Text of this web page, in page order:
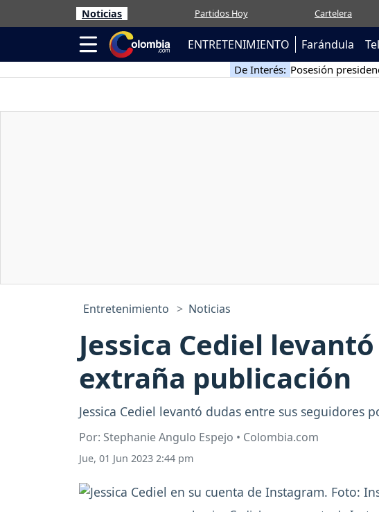
Noticias Partidos Hoy Cartelera
ENTRETENIMIENTO Farándula
De Interés: Posesión
Entretenimiento Noticias
Jessica Cediel
extraña publicación
Jessica Cediel levantó dudas entre sus seguidores
Por: Stephanie Angulo Espejo • Colombia.com
Jue, 01 Jun 2023 2:44 pm